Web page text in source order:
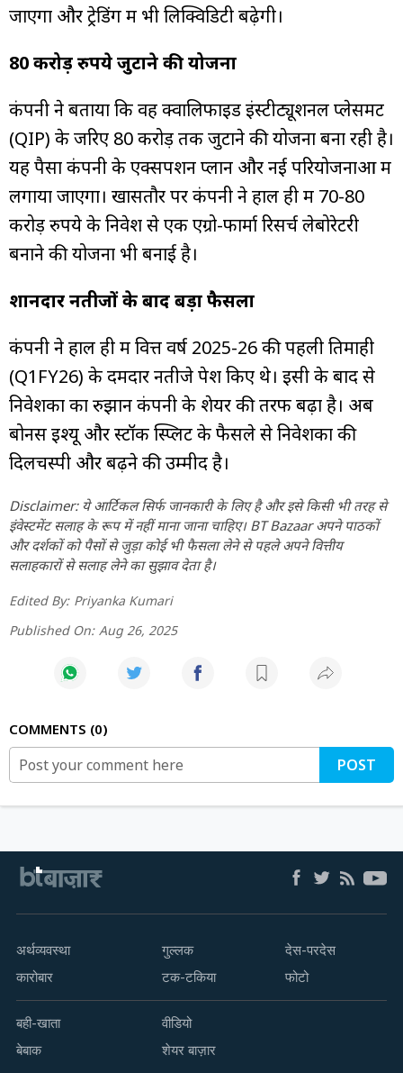
जाएगा और ट्रेडिंग में भी लिक्विडिटी बढ़ेगी।
80 करोड़ रुपये जुटाने की योजना
कंपनी ने बताया कि वह क्वालिफाइड इंस्टीट्यूशनल प्लेसमेंट
(QIP) के जरिए ₹80 करोड़ तक जुटाने की योजना बना रही है।
यह पैसा कंपनी के एक्सपेंशन प्लान और नई परियोजनाओं में
लगाया जाएगा। खासतौर पर कंपनी ने हाल ही में 70-80
करोड़ रुपये के निवेश से एक एग्रो-फार्मा रिसर्च लेबोरेटरी
बनाने की योजना भी बनाई है।
शानदार नतीजों के बाद बड़ा फैसला
कंपनी ने हाल ही में वित्त वर्ष 2025-26 की पहली तिमाही
(Q1FY26) के दमदार नतीजे पेश किए थे। इसी के बाद से
निवेशकों का रुझान कंपनी के शेयर की तरफ बढ़ा है। अब
बोनस इश्यू और स्टॉक स्प्लिट के फैसले से निवेशकों की
दिलचस्पी और बढ़ने की उम्मीद है।
Disclaimer: ये आर्टिकल सिर्फ जानकारी के लिए है और इसे किसी भी तरह से
इंवेस्टमेंट सलाह के रूप में नहीं माना जाना चाहिए। BT Bazaar अपने पाठकों
और दर्शकों को पैसों से जुड़ा कोई भी फैसला लेने से पहले अपने वित्तीय
सलाहकारों से सलाह लेने का सुझाव देता है।
Edited By: Priyanka Kumari
Published On: Aug 26, 2025
COMMENTS 0
POST
अर्थव्यवस्था
कारोबार
गुल्लक
टक-टकिया
देस-परदेस
फोटो
बही-खाता
बेबाक
वीडियो
शेयर बाज़ार